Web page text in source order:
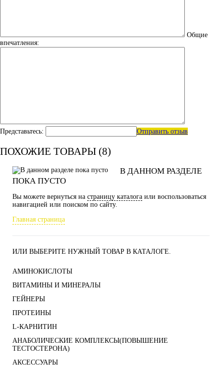
Общие
впечатления:
Представьтесь: Отправить отзыв
ПОХОЖИЕ ТОВАРЫ (8)
В ДАННОМ РАЗДЕЛЕ
ПОКА ПУСТО
Вы можете вернуться на страницу каталога или воспользоваться
навигацией или поиском по сайту.
Главная страница
ИЛИ ВЫБЕРИТЕ НУЖНЫЙ ТОВАР В КАТАЛОГЕ.
АМИНОКИСЛОТЫ
ВИТАМИНЫ И МИНЕРАЛЫ
ГЕЙНЕРЫ
ПРОТЕИНЫ
L-КАРНИТИН
АНАБОЛИЧЕСКИЕ КОМПЛЕКСЫ(ПОВЫШЕНИЕ
ТЕСТОСТЕРОНА)
АКСЕССУАРЫ